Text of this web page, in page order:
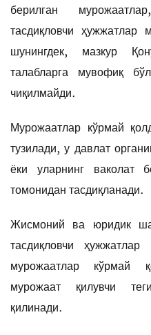
берилган
тасдиқловчи ҳужжатлар
шунингдек, мазкур
талабларга мувофиқ
чиқилмайди.
Мурожаатлар кўрмай
тузилади, у давлат
ёки уларнинг ваколат
томонидан тасдиқланади.
Жисмоний ва юридик
тасдиқловчи
мурожаатлар кўрмай
мурожаат қилувчи
қилинади.